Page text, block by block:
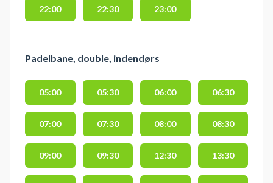
22:00 22:30 23:00
Padelbane, double, indendørs
05:00 05:30 06:00 06:30
07:00 07:30 08:00 08:30
09:00 09:30 12:30 13:30